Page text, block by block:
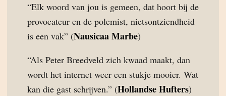
“Elk woord van jou is gemeen, dat hoort bij de
provocateur en de polemist, nietsontziendheid
is een vak” (Nausicaa Marbe)
“Als Peter Breedveld zich kwaad maakt, dan
wordt het internet weer een stukje mooier. Wat
kan die gast schrijven.” (Hollandse Hufters)